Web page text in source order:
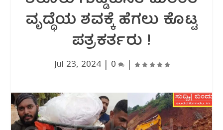
ವೃದ್ಧೆಯ ಶವಕ್ಕೆ ಹೆಗಲು ಕೊಟ್ಟ
ಪತ್ರಕರ್ತರು !
Jul 23, 2024| 0 |